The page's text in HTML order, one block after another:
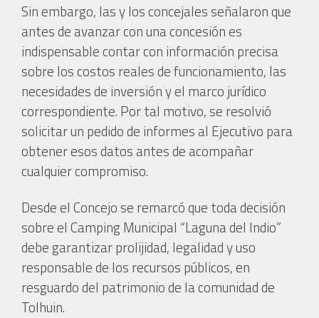
Sin embargo, las y los concejales señalaron que
antes de avanzar con una concesión es
indispensable contar con información precisa
sobre los costos reales de funcionamiento, las
necesidades de inversión y el marco jurídico
correspondiente. Por tal motivo, se resolvió
solicitar un pedido de informes al Ejecutivo para
obtener esos datos antes de acompañar
cualquier compromiso.
Desde el Concejo se remarcó que toda decisión
sobre el Camping Municipal “Laguna del Indio”
debe garantizar prolijidad, legalidad y uso
responsable de los recursos públicos, en
resguardo del patrimonio de la comunidad de
Tolhuin.